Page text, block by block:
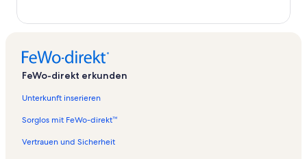
r
d
i
f
o
g
e
r
d
e
f
l
d
e
r
i
e
o
FeWo-direkt erkunden
Unterkunft inserieren
Sorglos mit FeWo-direkt™
Vertrauen und Sicherheit